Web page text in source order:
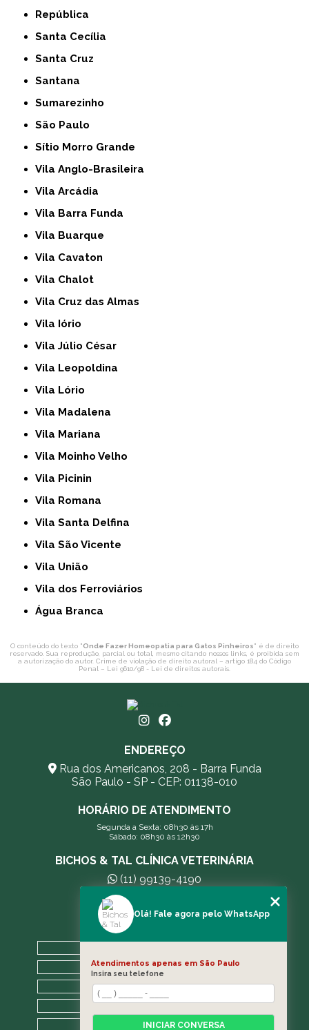
República
Santa Cecília
Santa Cruz
Santana
Sumarezinho
São Paulo
Sítio Morro Grande
Vila Anglo-Brasileira
Vila Arcádia
Vila Barra Funda
Vila Buarque
Vila Cavaton
Vila Chalot
Vila Cruz das Almas
Vila Iório
Vila Júlio César
Vila Leopoldina
Vila Lório
Vila Madalena
Vila Mariana
Vila Moinho Velho
Vila Picinin
Vila Romana
Vila Santa Delfina
Vila São Vicente
Vila União
Vila dos Ferroviários
Água Branca
O conteúdo do texto "Onde Fazer Homeopatia para Gatos Pinheiros" é de direito
reservado. Sua reprodução, parcial ou total, mesmo citando nossos links, é proibida sem
a autorização do autor. Crime de violação de direito autoral – artigo 184 do Código
Penal – Lei 9610/98 - Lei de direitos autorais.
ENDEREÇO
Rua dos Americanos, 208 - Barra Funda
São Paulo - SP - CEP: 01138-010
HORÁRIO DE ATENDIMENTO
Segunda a Sexta: 08h30 às 17h
Sábado: 08h30 às 12h30
BICHOS & TAL CLÍNICA VETERINÁRIA
(11) 99139-4190
andreleecitti5@gmail.com
A CLÍNICA
BLOG
CONTATO
CATEGORIAS
Olá! Fale agora pelo WhatsApp
Atendimentos apenas em São Paulo
Insira seu telefone
INICIAR CONVERSA